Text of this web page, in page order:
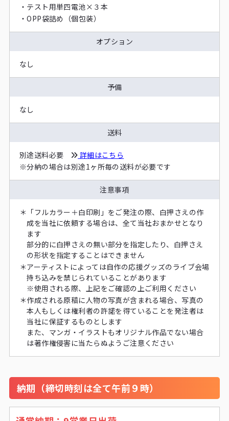
・ テスト用単四電池×３本
・OPP袋詰め（個包装）
オプション
なし
予備
なし
送料
別途送料必要
詳細はこちら
※分納の場合は別途1ヶ所毎の送料が必要です
注意事項
＊ 「フルカラー＋白印刷」をご発注の際、白押さえの作
成を当社に依頼する場合は、全て当社おまかせとなり
ます
部分的に白押さえの無い部分を指定したり、白押さえ
の形状を指定することはできません
＊アーティストによっては自作の応援グッズのライブ会場
持ち込みを禁じられていることがあります
※使用される際、上記をご確認の上ご利用ください
＊作成される原稿に人物の写真が含まれる場合、写真の
本人もしくは権利者の許諾を得ていることを発注者は
当社に保証するものとします
また、マンガ・イラストもオリジナル作品でない場合
は著作権侵害に当たらぬようご注意ください
納期（締切時刻は全て午前９時）